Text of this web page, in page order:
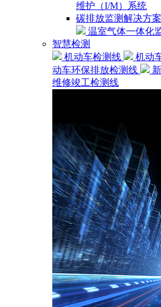
维护（I/M）系统
碳排放监测解决方案
温室气体一体化
智慧检测
机动车检测线
机动
动车环保排放检测线
维修竣工检测线